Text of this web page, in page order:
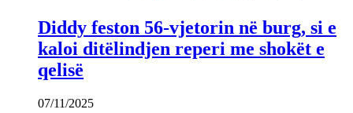
Diddy feston 56-vjetorin në burg, si e
kaloi ditëlindjen reperi me shokët e
qelisë
07/11/2025